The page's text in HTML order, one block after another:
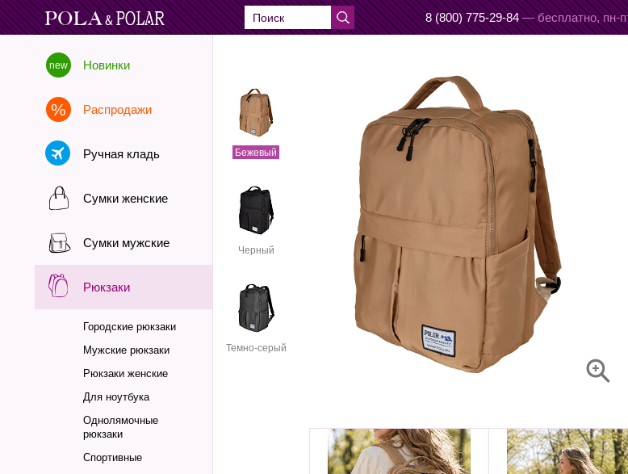
8 (800) 775-29-84 — бесплатно, пн-
Новинки
Распродажи
Ручная кладь
Сумки женские
Сумки мужские
Рюкзаки
Городские рюкзаки
Мужские рюкзаки
Рюкзаки женские
Для ноутбука
Однолямочные
рюкзаки
Спортивные
Бежевый
Черный
Темно-серый